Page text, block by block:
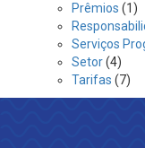
Prêmios (1)
Serviços
Setor(4)
Tarifas (7)